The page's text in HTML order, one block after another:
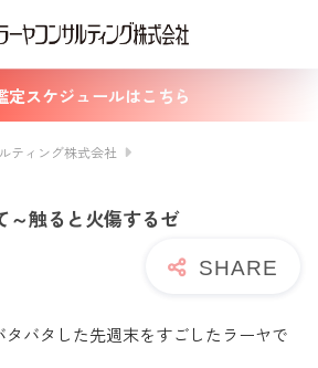
定スケジュールはこちら
ティング株式会社
～触ると火傷するゼ
バタした先週末をすごしたラーヤで